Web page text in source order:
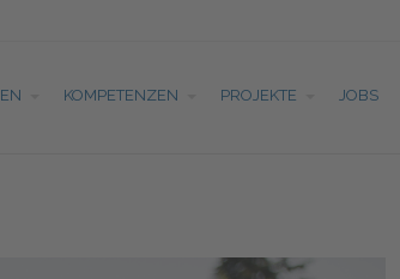
KOMPETENZEN PROJEKTE JOBS